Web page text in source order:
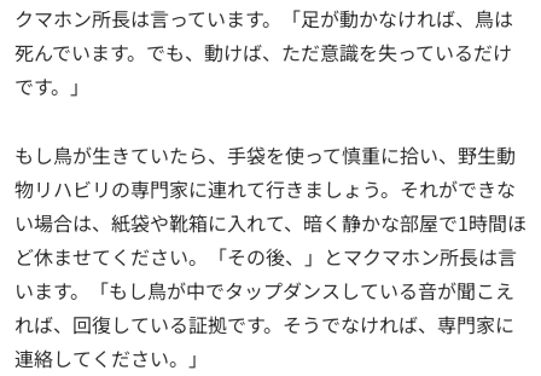
クマホン所長は言っています。「足が動かなければ、鳥は
死んでいます。でも、動けば、ただ意識を失っているだけ
です。」
もし鳥が生きていたら、手袋を使って慎重に拾い、野生動
物リハビリの専門家に連れて行きましょう。それができな
い場合は、紙袋や靴箱に入れて、暗く静かな部屋で1時間ほ
ど休ませてください。「その後、」とマクマホン所長は言
います。「もし鳥が中でタップダンスしている音が聞こえ
れば、回復している証拠です。そうでなければ、専門家に
連絡してください。」